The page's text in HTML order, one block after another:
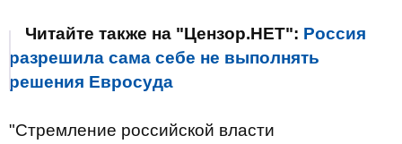
Читайте также на "Цензор.НЕТ": Россия
разрешила сама себе не выполнять
решения Евросуда
"Стремление российской власти